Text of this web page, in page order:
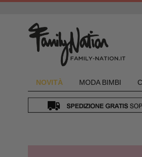
NOVITÀ MODA BIMBI